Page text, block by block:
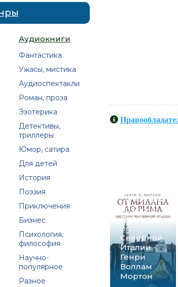
Аудиокниги
Фантастика
Ужасы, мистика
Аудиоспектакли
Роман, проза
Эзотерика
Детективы,
триллеры
Юмор, сатира
Для детей
История
Поэзия
Приключения
Бизнес
Психология,
философия
Научно-
популярное
Разное
От Милана
до Рима.
Прогулки
по
Северной
Италии -
Генри
Воллам
Мортон